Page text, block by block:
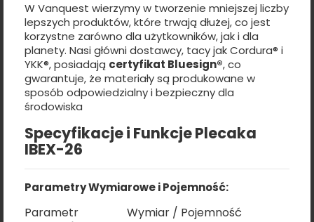
W Vanquest wierzymy w tworzenie mniejszej liczby
lepszych produktów, które trwają dłużej, co jest
korzystne zarówno dla użytkowników, jak i dla
planety. Nasi główni dostawcy, tacy jak Cordura® i
YKK®, posiadają certyfikat Bluesign®, co
gwarantuje, że materiały są produkowane w
sposób odpowiedzialny i bezpieczny dla
środowiska
Specyfikacje i Funkcje Plecaka
IBEX-26
Parametry Wymiarowe i Pojemność:
Parametr
Wymiar / Pojemność